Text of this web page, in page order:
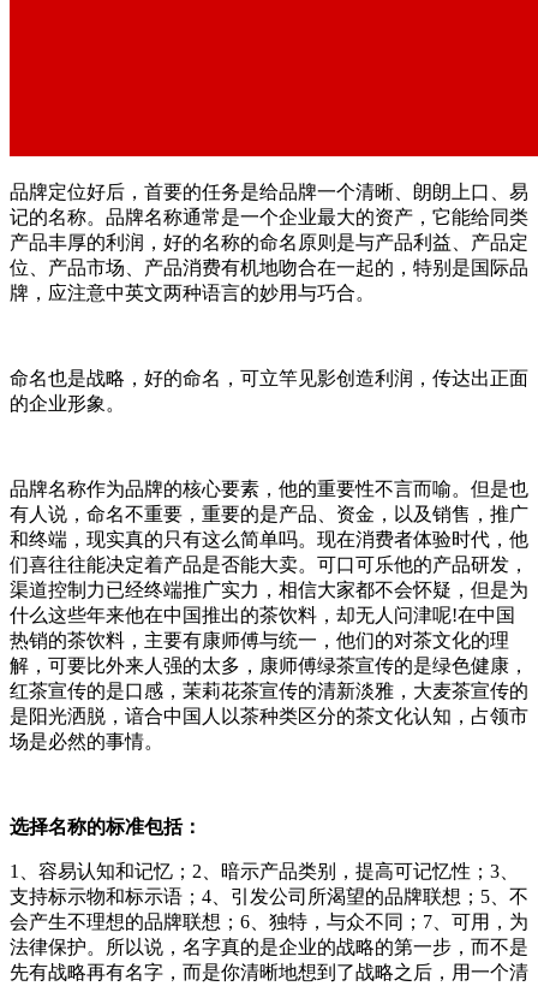
品牌定位好后，首要的任务是给品牌一个清晰、朗朗上口、易
记的名称。品牌名称通常是一个企业最大的资产，它能给同类
产品丰厚的利润，好的名称的命名原则是与产品利益、产品定
位、产品市场、产品消费有机地吻合在一起的，特别是国际品
牌，应注意中英文两种语言的妙用与巧合。
命名也是战略，好的命名，可立竿见影创造利润，传达出正面
的企业形象。
品牌名称作为品牌的核心要素，他的重要性不言而喻。但是也
有人说，命名不重要，重要的是产品、资金，以及销售，推广
和终端，现实真的只有这么简单吗。现在消费者体验时代，他
们喜往往能决定着产品是否能大卖。可口可乐他的产品研发，
渠道控制力已经终端推广实力，相信大家都不会怀疑，但是为
什么这些年来他在中国推出的茶饮料，却无人问津呢!在中国
热销的茶饮料，主要有康师傅与统一，他们的对茶文化的理
解，可要比外来人强的太多，康师傅绿茶宣传的是绿色健康，
红茶宣传的是口感，茉莉花茶宣传的清新淡雅，大麦茶宣传的
是阳光洒脱，谙合中国人以茶种类区分的茶文化认知，占领市
场是必然的事情。
选择名称的标准包括：
1、容易认知和记忆；2、暗示产品类别，提高可记忆性；3、
支持标示物和标示语；4、引发公司所渴望的品牌联想；5、不
会产生不理想的品牌联想；6、独特，与众不同；7、可用，为
法律保护。所以说，名字真的是企业的战略的第一步，而不是
先有战略再有名字，而是你清晰地想到了战略之后，用一个清